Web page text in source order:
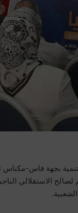
بجهة فاس-مكناس
الاستقلالي